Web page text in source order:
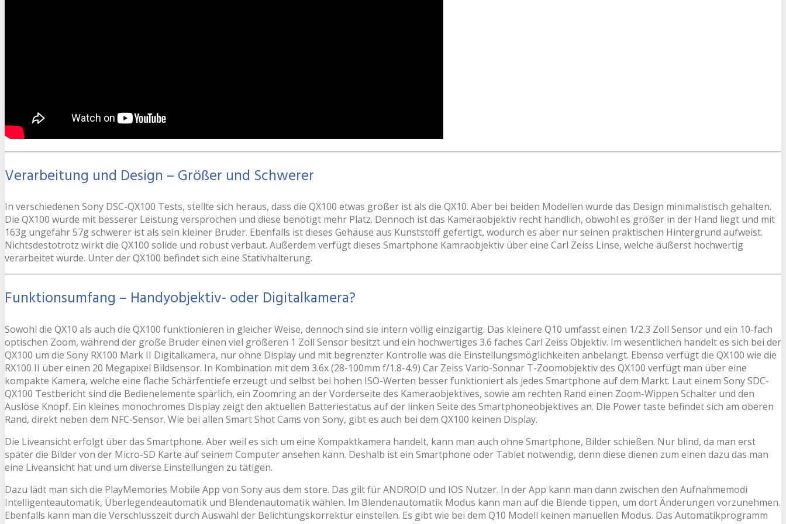
Verarbeitung und Design – Größer und Schwerer
In verschiedenen Sony DSC-QX100 Tests, stellte sich heraus, dass die QX100 etwas größer ist als die QX10. Aber bei beiden Modellen wurde das Design minimalistisch gehalten.
Die QX100 wurde mit besserer Leistung versprochen und diese benötigt mehr Platz. Dennoch ist das Kameraobjektiv recht handlich, obwohl es größer in der Hand liegt und mit
163g ungefähr 57g schwerer ist als sein kleiner Bruder. Ebenfalls ist dieses Gehäuse aus Kunststoff gefertigt, wodurch es aber nur seinen praktischen Hintergrund aufweist.
Nichtsdestotrotz wirkt die QX100 solide und robust verbaut. Außerdem verfügt dieses Smartphone Kamraobjektiv über eine Carl Zeiss Linse, welche äußerst hochwertig
verarbeitet wurde. Unter der QX100 befindet sich eine Stativhalterung.
Funktionsumfang – Handyobjektiv- oder Digitalkamera?
Sowohl die QX10 als auch die QX100 funktionieren in gleicher Weise, dennoch sind sie intern völlig einzigartig. Das kleinere Q10 umfasst einen 1/2.3 Zoll Sensor und ein 10-fach
optischen Zoom, während der große Bruder einen viel größeren 1 Zoll Sensor besitzt und ein hochwertiges 3.6 faches Carl Zeiss Objektiv. Im wesentlichen handelt es sich bei der
QX100 um die Sony RX100 Mark II Digitalkamera, nur ohne Display und mit begrenzter Kontrolle was die Einstellungsmöglichkeiten anbelangt. Ebenso verfügt die QX100 wie die
RX100 II über einen 20 Megapixel Bildsensor. In Kombination mit dem 3.6x (28-100mm f/1.8-4.9) Car Zeiss Vario-Sonnar T-Zoomobjektiv des QX100 verfügt man über eine
kompakte Kamera, welche eine flache Schärfentiefe erzeugt und selbst bei hohen ISO-Werten besser funktioniert als jedes Smartphone auf dem Markt. Laut einem Sony SDC-
QX100 Testbericht sind die Bedienelemente spärlich, ein Zoomring an der Vorderseite des Kameraobjektives, sowie am rechten Rand einen Zoom-Wippen Schalter und den
Auslöse Knopf. Ein kleines monochromes Display zeigt den aktuellen Batteriestatus auf der linken Seite des Smartphoneobjektives an. Die Power taste befindet sich am oberen
Rand, direkt neben dem NFC-Sensor. Wie bei allen Smart Shot Cams von Sony, gibt es auch bei dem QX100 keinen Display.
Die Liveansicht erfolgt über das Smartphone. Aber weil es sich um eine Kompaktkamera handelt, kann man auch ohne Smartphone, Bilder schießen. Nur blind, da man erst
später die Bilder von der Micro-SD Karte auf seinem Computer ansehen kann. Deshalb ist ein Smartphone oder Tablet notwendig, denn diese dienen zum einen dazu das man
eine Liveansicht hat und um diverse Einstellungen zu tätigen.
Dazu lädt man sich die PlayMemories Mobile App von Sony aus dem store. Das gilt für ANDROID und IOS Nutzer. In der App kann man dann zwischen den Aufnahmemodi
Intelligenteautomatik, Überlegendeautomatik und Blendenautomatik wählen. Im Blendenautomatik Modus kann man auf die Blende tippen, um dort Änderungen vorzunehmen.
Ebenfalls kann man die Verschlusszeit durch Auswahl der Belichtungskorrektur einstellen. Es gibt wie bei dem Q10 Modell keinen manuellen Modus. Das Automatikprogramm